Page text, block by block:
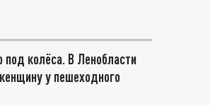
под колёса. В Ленобласти
у пешеходного